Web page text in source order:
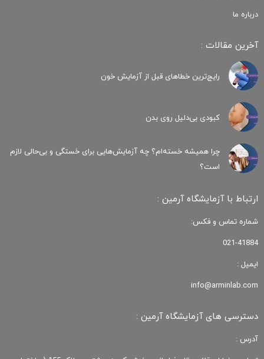
درباره ما
آخرین مقالات :
رایج‌ترین خطاهای قبل از آزمایش خون
کبودی‌ بی‌دلیل روی بدن
چرا همیشه خسته‌ام؟ چه آزمایش‌هایی برای خستگی و بی‌حالی لازم
است؟
ارتباط با آزمایشگاه آرمین :
شماره تماس و فکس:
021-41884
ایمیل :
info@arminlab.com
دسترسی های آزمایشگاه آرمین :
آدرس :